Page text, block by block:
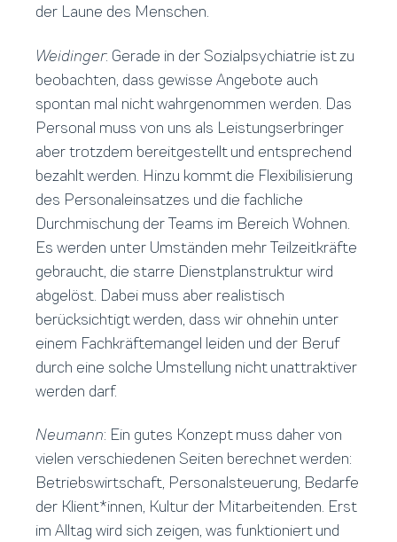
der Laune des Menschen.
Weidinger: Gerade in der Sozialpsychiatrie ist zu
beobachten, dass gewisse Angebote auch
spontan mal nicht wahrgenommen werden. Das
Personal muss von uns als Leistungserbringer
aber trotzdem bereitgestellt und entsprechend
bezahlt werden. Hinzu kommt die Flexibilisierung
des Personaleinsatzes und die fachliche
Durchmischung der Teams im Bereich Wohnen.
Es werden unter Umständen mehr Teilzeitkräfte
gebraucht, die starre Dienstplanstruktur wird
abgelöst. Dabei muss aber realistisch
berücksichtigt werden, dass wir ohnehin unter
einem Fachkräftemangel leiden und der Beruf
durch eine solche Umstellung nicht unattraktiver
werden darf.
Neumann: Ein gutes Konzept muss daher von
vielen verschiedenen Seiten berechnet werden:
Betriebswirtschaft, Personalsteuerung, Bedarfe
der Klient*innen, Kultur der Mitarbeitenden. Erst
im Alltag wird sich zeigen, was funktioniert und